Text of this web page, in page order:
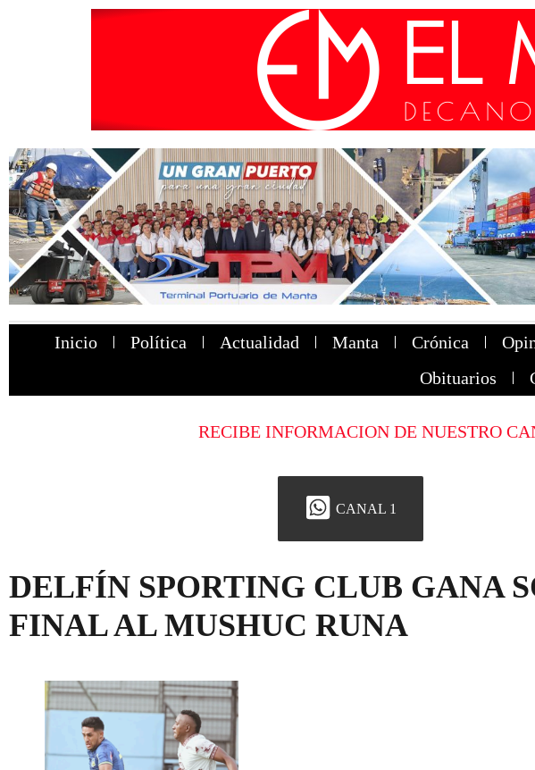
Inicio Política Actualidad Manta Crónica
Obituarios
RECIBE INFORMACION DE NUESTRO
CANAL 1
DELFÍN SPORTING CLUB GANA
FINAL AL MUSHUC RUNA